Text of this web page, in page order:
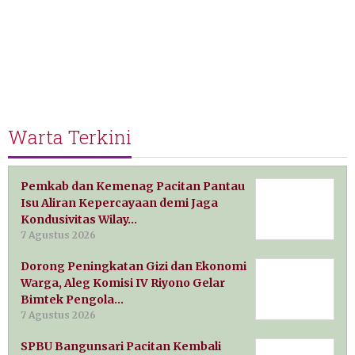
Warta Terkini
Pemkab dan Kemenag Pacitan Pantau
Isu Aliran Kepercayaan demi Jaga
Kondusivitas Wilay…
7 Agustus 2026
Dorong Peningkatan Gizi dan Ekonomi
Warga, Aleg Komisi IV Riyono Gelar
Bimtek Pengola…
7 Agustus 2026
SPBU Bangunsari Pacitan Kembali